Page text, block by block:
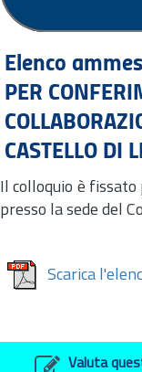
Elenco
PER
CASTELLO DI
Il colloquio è fissato
presso la sede del
Scarica
Valuta